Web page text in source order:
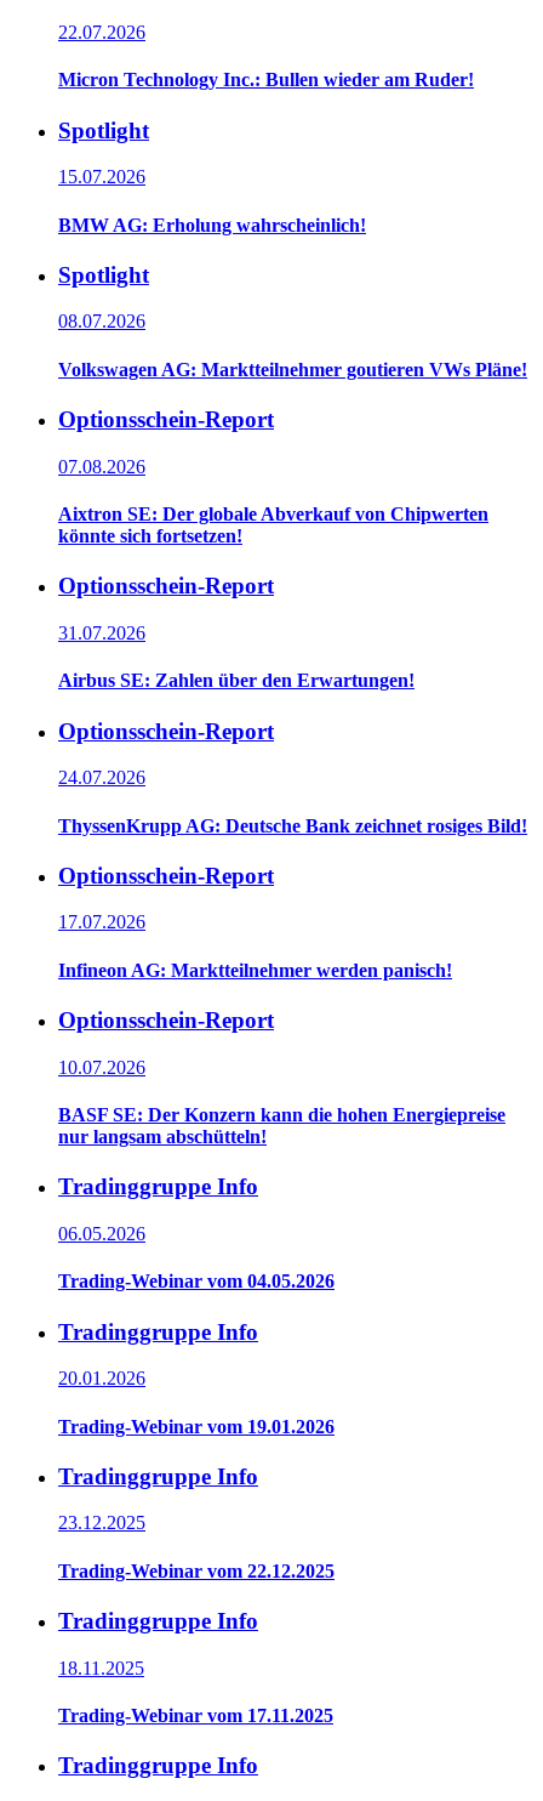
22.07.2026
Micron Technology Inc.: Bullen wieder am Ruder!
Spotlight
15.07.2026
BMW AG: Erholung wahrscheinlich!
Spotlight
08.07.2026
Volkswagen AG: Marktteilnehmer goutieren VWs Pläne!
Optionsschein-Report
07.08.2026
Aixtron SE: Der globale Abverkauf von Chipwerten
könnte sich fortsetzen!
Optionsschein-Report
31.07.2026
Airbus SE: Zahlen über den Erwartungen!
Optionsschein-Report
24.07.2026
ThyssenKrupp AG: Deutsche Bank zeichnet rosiges Bild!
Optionsschein-Report
17.07.2026
Infineon AG: Marktteilnehmer werden panisch!
Optionsschein-Report
10.07.2026
BASF SE: Der Konzern kann die hohen Energiepreise
nur langsam abschütteln!
Tradinggruppe Info
06.05.2026
Trading-Webinar vom 04.05.2026
Tradinggruppe Info
20.01.2026
Trading-Webinar vom 19.01.2026
Tradinggruppe Info
23.12.2025
Trading-Webinar vom 22.12.2025
Tradinggruppe Info
18.11.2025
Trading-Webinar vom 17.11.2025
Tradinggruppe Info